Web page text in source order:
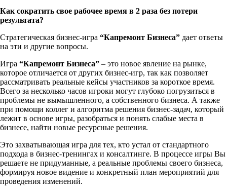
Как сократить свое рабочее время в 2 раза без потери
результата?
Стратегическая бизнес-игра “Капремонт Бизнеса” дает ответы
на эти и другие вопросы.
Игра “Капремонт Бизнеса” – это новое явление на рынке,
которое отличается от других бизнес-игр, так как позволяет
рассматривать реальные кейсы участников за короткое время.
Всего за несколько часов игроки могут глубоко погрузиться в
проблемы не вымышленного, а собственного бизнеса. А также
при помощи коллег и алгоритма решения бизнес-задач, который
лежит в основе игры, разобраться и понять слабые места в
бизнесе, найти новые ресурсные решения.
Это захватывающая игра для тех, кто устал от стандартного
подхода в бизнес-тренингах и консалтинге. В процессе игры Вы
решаете не придуманные, а реальные проблемы своего бизнеса,
формируя новое видение и конкретный план мероприятий для
проведения изменений.